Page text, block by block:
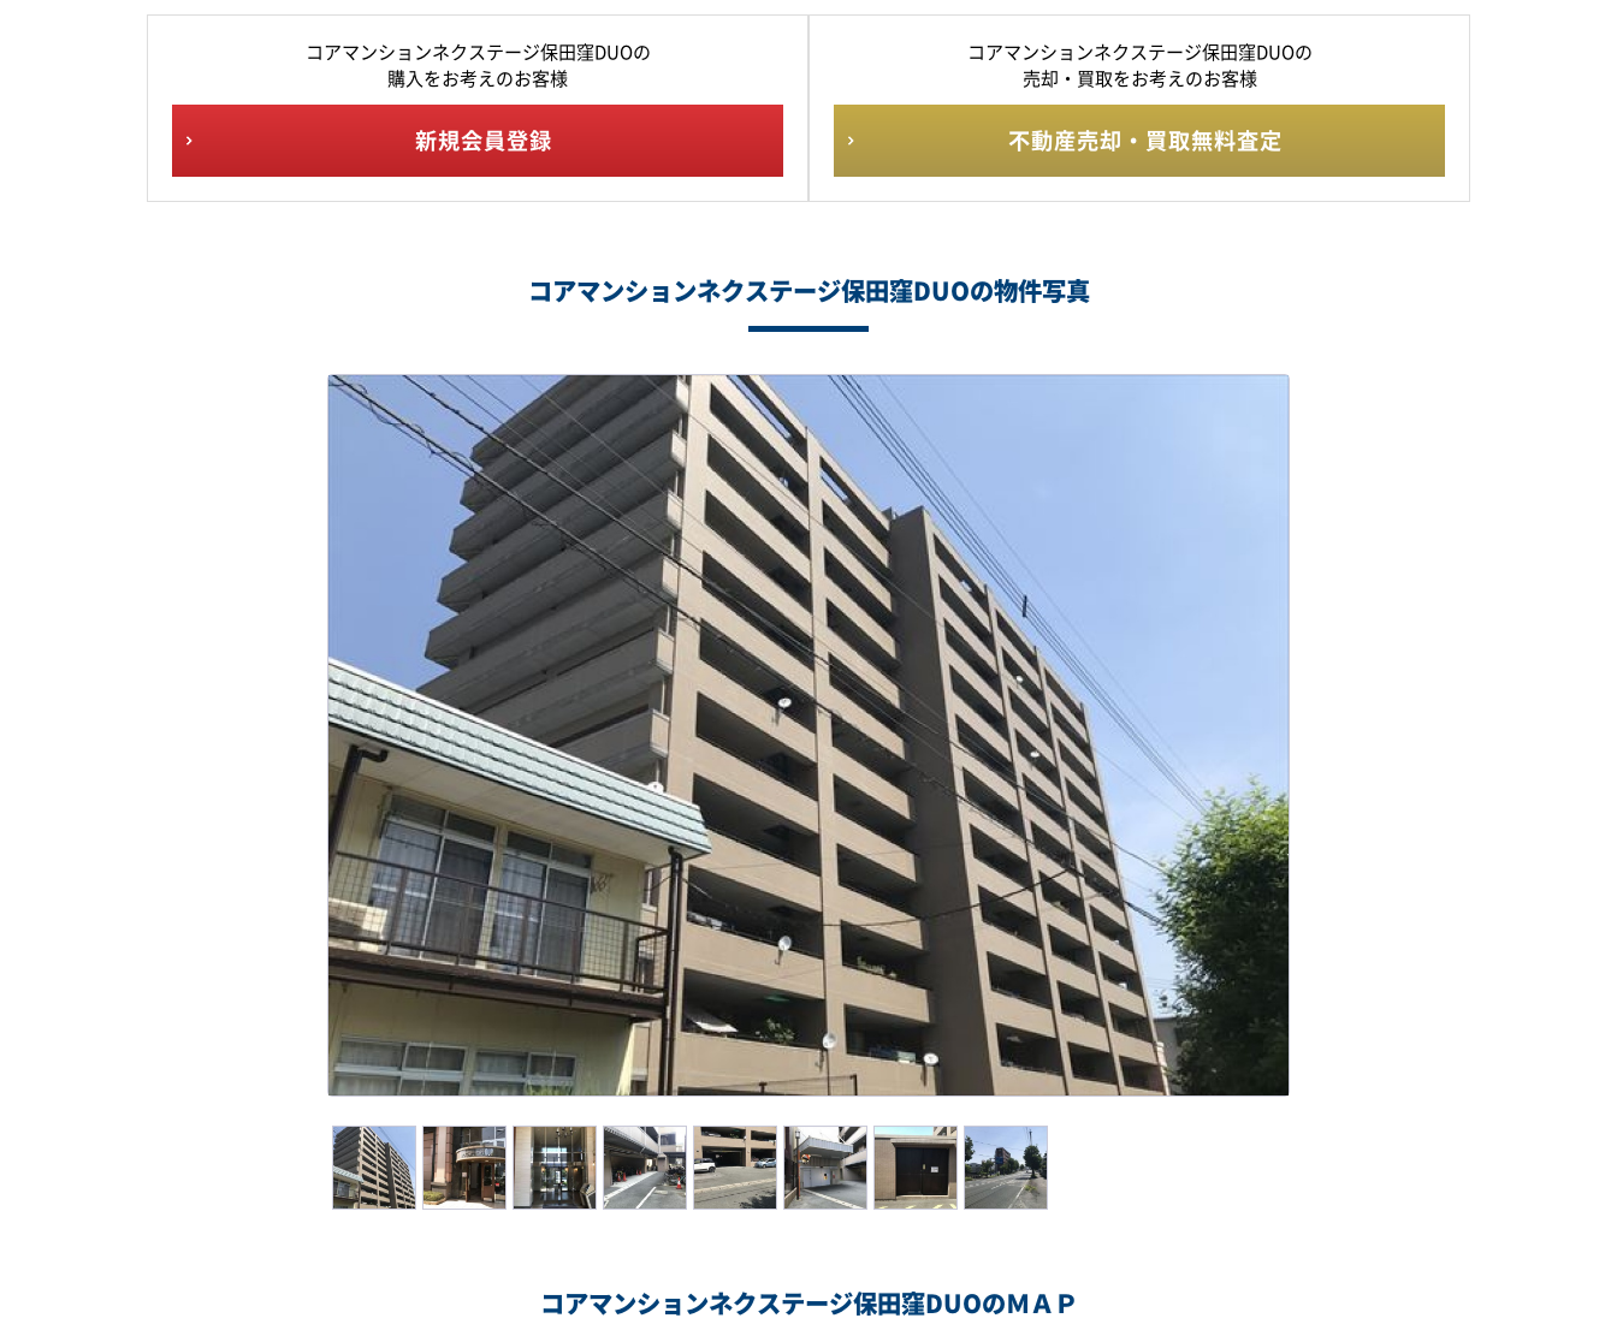
コアマンションネクステージ保田窪DUOの
購入をお考えのお客様
新規会員登録
コアマンションネクステージ保田窪DUOの
売却・買取をお考えのお客様
不動産売却・買取無料査定
コアマンションネクステージ保田窪DUOの物件写真
コアマンションネクステージ保田窪DUOのＭＡＰ